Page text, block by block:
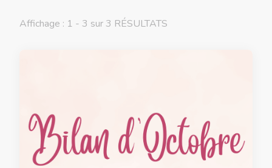
Affichage : 1 - 3 sur 3 RÉSULTATS